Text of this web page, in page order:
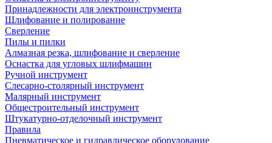
Принадлежности для электроинструмента
Шлифование и полирование
Сверление
Пилы и пилки
Алмазная резка, шлифование и сверление
Оснастка для угловых шлифмашин
Ручной инструмент
Слесарно-столярный инструмент
Малярный инструмент
Общестроительный инструмент
Штукатурно-отделочный инструмент
Правила
Пневматическое и гидравлическое оборудование